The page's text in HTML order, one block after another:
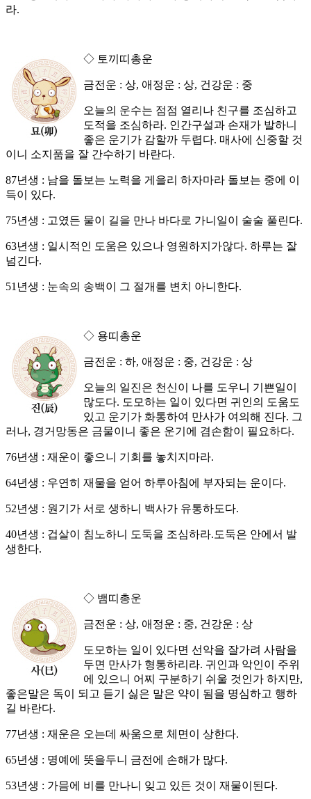
라.
◇ 토끼띠총운
금전운 : 상, 애정운 : 상, 건강운 : 중
오늘의 운수는 점점 열리나 친구를 조심하고
도적을 조심하라. 인간구설과 손재가 발하니
좋은 운기가 감할까 두렵다. 매사에 신중할 것
이니 소지품을 잘 간수하기 바란다.
87년생 : 남을 돌보는 노력을 게을리 하자마라 돌보는 중에 이
득이 있다.
75년생 : 고였든 물이 길을 만나 바다로 가니일이 술술 풀린다.
63년생 : 일시적인 도움은 있으나 영원하지가않다. 하루는 잘
넘긴다.
51년생 : 눈속의 송백이 그 절개를 변치 아니한다.
◇ 용띠총운
금전운 : 하, 애정운 : 중, 건강운 : 상
오늘의 일진은 천신이 나를 도우니 기쁜일이
많도다. 도모하는 일이 있다면 귀인의 도움도
있고 운기가 화통하여 만사가 여의해 진다. 그
러나, 경거망동은 금물이니 좋은 운기에 겸손함이 필요하다.
76년생 : 재운이 좋으니 기회를 놓치지마라.
64년생 : 우연히 재물을 얻어 하루아침에 부자되는 운이다.
52년생 : 원기가 서로 생하니 백사가 유통하도다.
40년생 : 겁살이 침노하니 도둑을 조심하라.도둑은 안에서 발
생한다.
◇ 뱀띠총운
금전운 : 상, 애정운 : 중, 건강운 : 상
도모하는 일이 있다면 선악을 잘가려 사람을
두면 만사가 형통하리라. 귀인과 악인이 주위
에 있으니 어찌 구분하기 쉬울 것인가 하지만,
좋은말은 독이 되고 듣기 싫은 말은 약이 됨을 명심하고 행하
길 바란다.
77년생 : 재운은 오는데 싸움으로 체면이 상한다.
65년생 : 명예에 뜻을두니 금전에 손해가 많다.
53년생 : 가믐에 비를 만나니 잊고 있든 것이 재물이된다.